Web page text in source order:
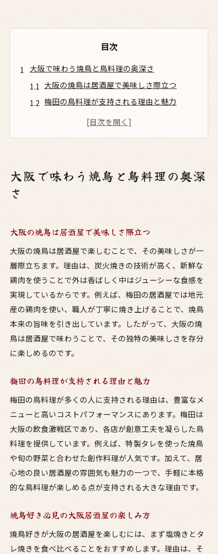
目次
大阪で味わう焼鳥と鳥料理の奥深さ
大阪の焼鳥は居酒屋で美味しさ際立つ
梅田の鳥料理が支持される理由と魅力
焼鳥好き必見の大阪居酒屋の楽しみ方
梅田エリアの焼鳥居酒屋でグルメ体験
鳥料理を味わうなら梅田の居酒屋が最適
梅田の焼鳥居酒屋でグルメな夜を楽しむ
焼鳥ランキング常連の梅田居酒屋を攻略
大阪梅田で鳥料理を極めるコツを伝授
コスパ重視なら大阪の焼鳥が狙い目
大阪居酒屋で味わう焼鳥はコスパ最強
安くて美味しい焼鳥を大阪で探す秘訣
梅田の焼鳥はコストと味の両立が魅力
大阪焼鳥のコスパ最強店を見分ける方法
鳥料理でお得を実感できる大阪の居酒屋
鳥料理の美味しさを追求する大阪居酒屋
大阪の居酒屋で楽しむ鳥料理の多彩さ
梅田で味わう焼鳥は鳥料理の真髄を感じる
焼鳥の美味しさを大阪居酒屋で堪能する
大阪の鳥料理は居酒屋で新たな発見がある
すめ
焼鳥好きが通う大阪居酒屋のこだわりとは
焼鳥好きが選ぶ大阪の注目スポット
大阪で味わう焼鳥と鳥料理の奥深
さ
大阪の焼鳥は居酒屋で美味しさ際立つ
大阪の焼鳥は居酒屋で楽しむことで、その美味しさが一
層際立ちます。理由は、炭火焼きの技術が高く、新鮮な
鶏肉を使うことで外は香ばしく中はジューシーな食感を
実現しているからです。例えば、梅田の居酒屋では地元
産の鶏肉を使い、職人が丁寧に焼き上げることで、焼鳥
本来の旨味を引き出しています。したがって、大阪の焼
鳥は居酒屋で味わうことで、その独特の美味しさを存分
に楽しめるのです。
梅田の鳥料理が支持される理由と魅力
梅田の鳥料理が多くの人に支持される理由は、豊富なメ
ニューと高いコストパフォーマンスにあります。梅田は
大阪の飲食激戦区であり、各店が創意工夫を凝らした鳥
料理を提供しています。例えば、特製タレを使った焼鳥
や旬の野菜と合わせた創作料理が人気です。加えて、居
心地の良い居酒屋の雰囲気も魅力の一つで、手軽に本格
的な鳥料理が楽しめる点が支持される大きな理由です。
焼鳥好き必見の大阪居酒屋の楽しみ方
焼鳥好きが大阪の居酒屋を楽しむには、まず塩焼きとタ
レ焼きを食べ比べることをおすすめします。理由は、そ